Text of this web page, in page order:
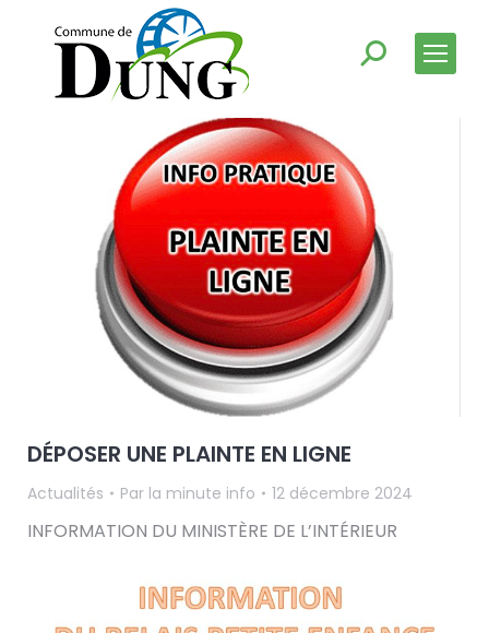
DÉPOSER UNE PLAINTE EN LIGNE
Actualités Par la minute info 12 décembre 2024
INFORMATION DU MINISTÈRE DE L’INTÉRIEUR